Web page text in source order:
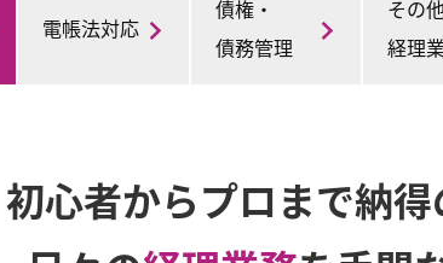
電帳法対応
債権・
債務管理
その
経理
初心者からプロまで納得